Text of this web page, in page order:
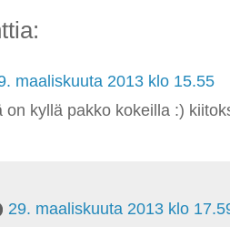
maaliskuuta 2013 klo 15.55
on kyllä pakko kokeilla :)
29. maaliskuuta 2013 klo